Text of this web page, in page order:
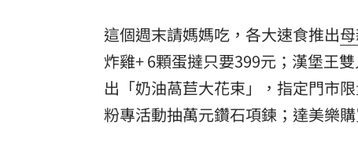
理想混蛋號召粉絲跨海追星吃美食！
這個週末請媽媽吃，各大速食推出
炸雞+ 6顆蛋撻只要399元；漢堡王
出「奶油萵苣大花束」，指定門市
粉專活動抽萬元鑽石項鍊；達美樂